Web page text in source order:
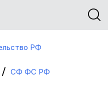
РФ
СФ ФС РФ